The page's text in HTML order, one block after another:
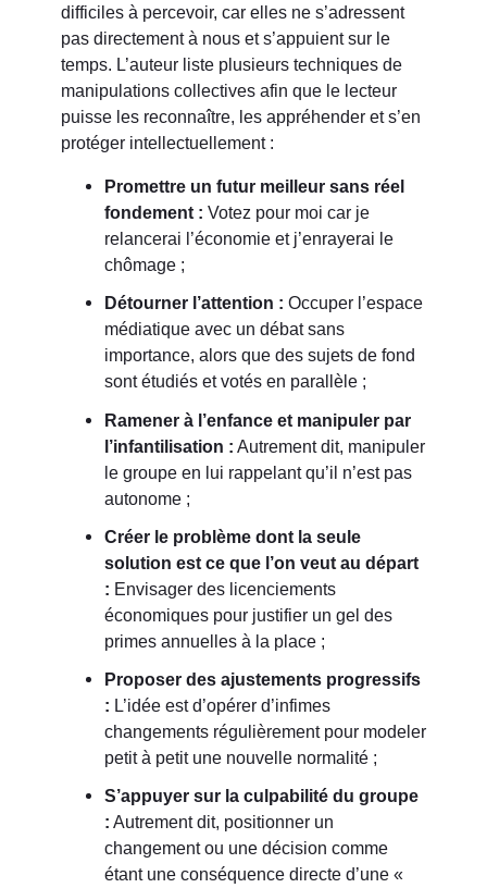
difficiles à percevoir, car elles ne s’adressent
pas directement à nous et s’appuient sur le
temps. L’auteur liste plusieurs techniques de
manipulations collectives afin que le lecteur
puisse les reconnaître, les appréhender et s’en
protéger intellectuellement :
Promettre un futur meilleur sans réel
fondement : Votez pour moi car je
relancerai l’économie et j’enrayerai le
chômage ;
Détourner l’attention : Occuper l’espace
médiatique avec un débat sans
importance, alors que des sujets de fond
sont étudiés et votés en parallèle ;
Ramener à l’enfance et manipuler par
l’infantilisation : Autrement dit, manipuler
le groupe en lui rappelant qu’il n’est pas
autonome ;
Créer le problème dont la seule
solution est ce que l’on veut au départ
: Envisager des licenciements
économiques pour justifier un gel des
primes annuelles à la place ;
Proposer des ajustements progressifs
: L’idée est d’opérer d’infimes
changements régulièrement pour modeler
petit à petit une nouvelle normalité ;
S’appuyer sur la culpabilité du groupe
: Autrement dit, positionner un
changement ou une décision comme
étant une conséquence directe d’une «